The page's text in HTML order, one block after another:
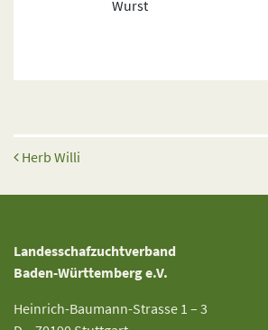
Wurst
Beitrags-Navigation
Herb Willi
Landesschafzuchtverband
Baden-Württemberg e.V.
Heinrich-Baumann-Strasse 1 – 3